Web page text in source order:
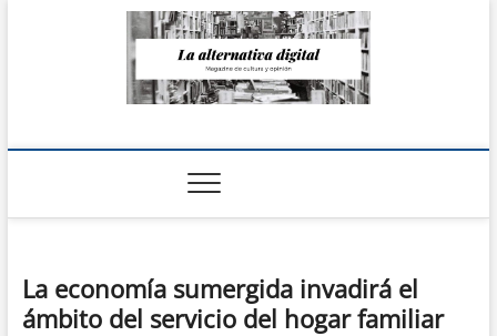
La Alternativa
La economía sumergida invadirá el
ámbito del servicio del hogar familiar